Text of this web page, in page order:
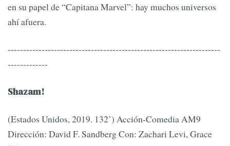
en su papel de “Capitana Marvel”: hay muchos universos
ahí afuera.
---------------------------------------------------------------------
-------------
Shazam!
(Estados Unidos, 2019. 132’) Acción-Comedia AM9
Dirección: David F. Sandberg Con: Zachari Levi, Grace